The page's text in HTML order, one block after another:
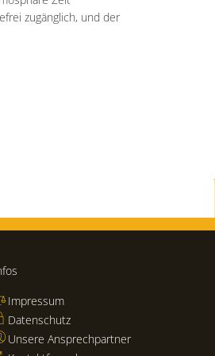
zugänglich, und der
Impressum
Datenschutz
Unsere Ansprechpartner